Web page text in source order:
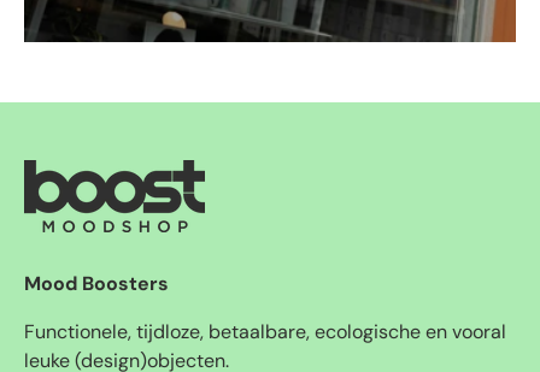
Mood Boosters
Functionele, tijdloze, betaalbare, ecologische en vooral
leuke (design)objecten.